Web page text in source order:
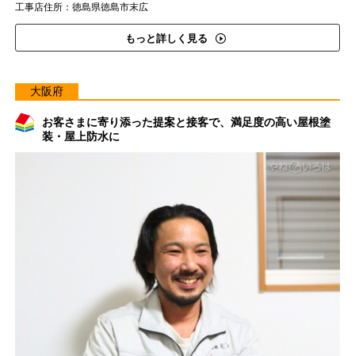
工事店住所：徳島県徳島市末広
もっと詳しく見る
大阪府
お客さまに寄り添った提案と接客で、満足度の高い屋根塗
装・屋上防水に